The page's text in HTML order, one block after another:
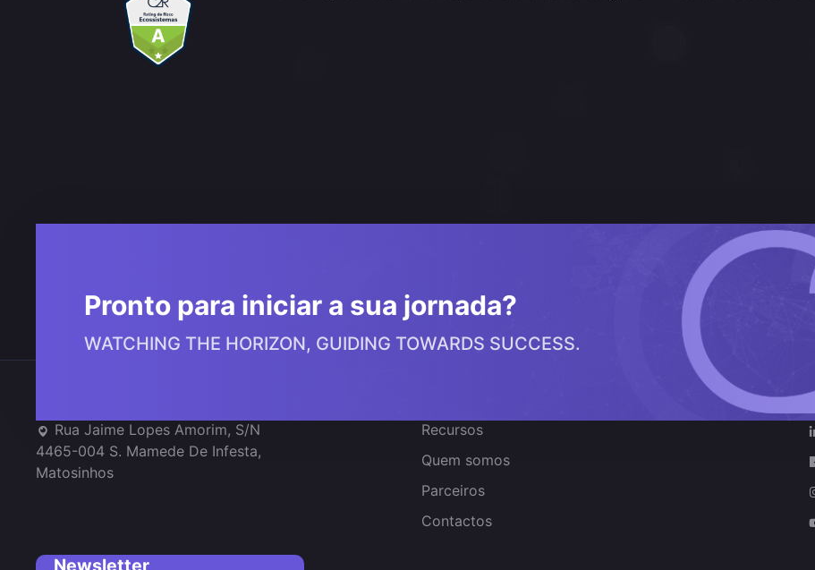
de
Pronto para iniciar a sua jornada?
WATCHING THE HORIZON, GUIDING TOWARDS SUCCESS.
Rua Jaime Lopes Amorim, S/N
4465-004 S. Mamede De Infesta,
Matosinhos
Recursos
Quem somos
Parceiros
Contactos
Newsletter